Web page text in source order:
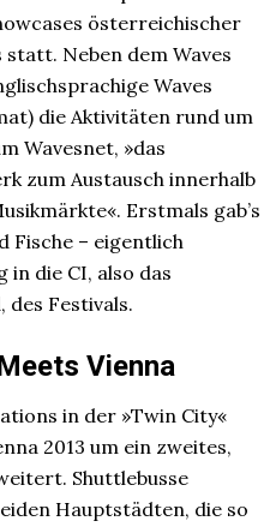
österreichischer
Neben dem Waves
Waves
die Aktivitäten rund um
Wavesnet, »das
zum Austausch innerhalb
Erstmals gab’s
Fische – eigentlich
in die CI, also das
des Festivals.
Vienna
in der »Twin City«
2013 um ein zweites,
Shuttlebusse
Hauptstädten, die so